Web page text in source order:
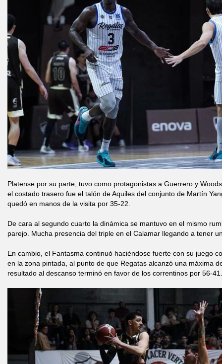
Platense por su parte, tuvo como protagonistas a Guerrero y
el costado trasero fue el talón de Aquiles del conjunto de Martín
quedó en manos de la visita por 35-22.
De cara al segundo cuarto la dinámica se mantuvo en el mismo
parejo. Mucha presencia del triple en el Calamar llegando a tener
En cambio, el Fantasma continuó haciéndose fuerte con su juego
en la zona pintada, al punto de que Regatas alcanzó una máxima
resultado al descanso terminó en favor de los correntinos por 56-41.